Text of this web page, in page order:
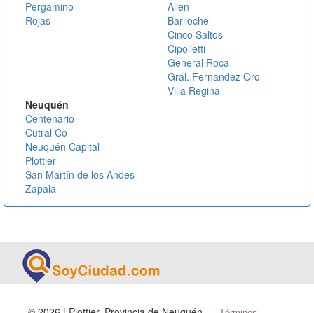
Pergamino
Rojas
Allen
Bariloche
Cinco Saltos
Cipolletti
General Roca
Gral. Fernandez Oro
Villa Regina
Neuquén
Centenario
Cutral Co
Neuquén Capital
Plottier
San Martín de los Andes
Zapala